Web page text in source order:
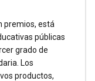
premios, está
públicas
grado de
Los
productos,